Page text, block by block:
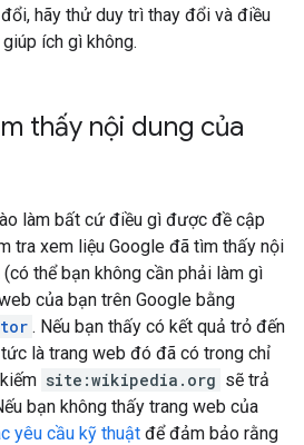
hãy thử duy trì thay đổi và điều
ích gì không.
thấy nội dung của
làm bất cứ điều gì được đề cập
tra xem liệu Google đã tìm thấy nội
thể bạn không cần phải làm gì
của bạn trên Google bằng
. Nếu bạn thấy có kết quả trỏ đến
là trang web đó đã có trong chỉ
site:wikipedia.org sẽ trả
bạn không thấy trang web của
yêu cầu kỹ thuật để đảm bảo rằng